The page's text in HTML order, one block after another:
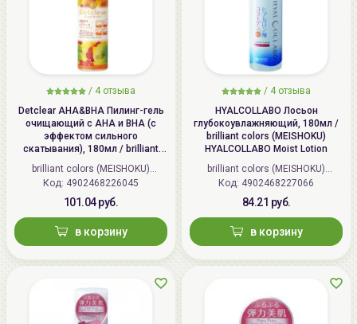
/ 4 отзыва
Detclear AHA&BHA Пилинг-гель
очищающий с AHA и BHA (с
эффектом сильного
скатывания), 180мл / brilliant
colors (MEISHOKU) Detclear
Bright&Peel AHA&BHA Fruits
Peeling Jelly
brilliant colors (MEISHOKU)
(Япония)
Код: 4902468226045
101.04 руб.
в корзину
/ 4 отзыва
HYALCOLLABO Лосьон
глубокоувлажняющий, 180мл /
brilliant colors (MEISHOKU)
HYALCOLLABO Moist Lotion
brilliant colors (MEISHOKU)
(Япония)
Код: 4902468227066
84.21 руб.
в корзину